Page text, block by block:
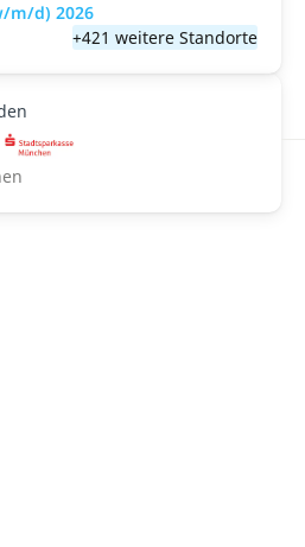
m/d) 2026
+421 weitere Standorte